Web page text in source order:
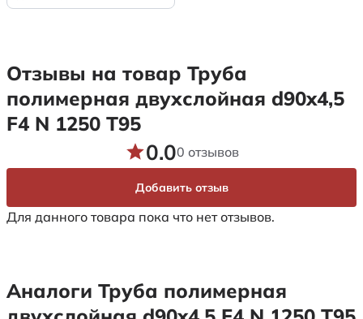
Отзывы на товар Труба
полимерная двухслойная d90x4,5
F4 N 1250 Т95
Для данного товара пока что нет отзывов.
0.00 отзывов
Добавить отзыв
Аналоги Труба полимерная